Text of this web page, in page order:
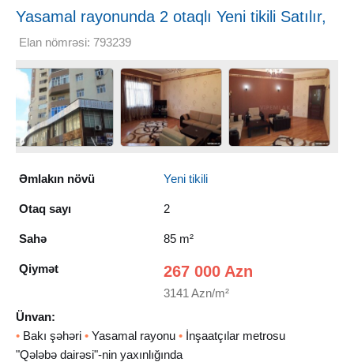
Yasamal rayonunda 2 otaqlı Yeni tikili Satılır,
85 m²
Elan nömrəsi: 793239
Əmlakın növü Yeni tikili
Otaq sayı 2
Sahə 85 m²
Qiymət 267 000 Azn
3141 Azn/m²
Ünvan:
• Bakı şəhəri • Yasamal rayonu • İnşaatçılar metrosu
"Qələbə dairəsi"-nin yaxınlığında